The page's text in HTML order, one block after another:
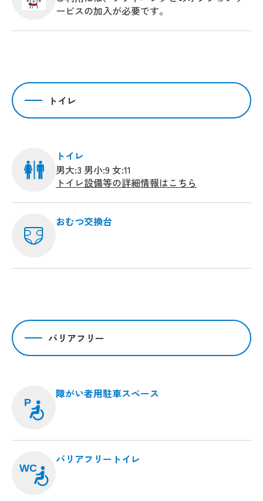
ービスの加入が必要です。
トイレ
トイレ
男大:3 男小:9 女:11
トイレ設備等の詳細情報はこちら
おむつ交換台
バリアフリー
P
障がい者用駐車スペース
WC
バリアフリートイレ